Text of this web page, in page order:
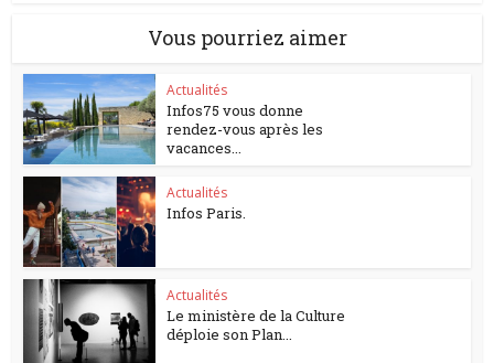
Vous pourriez aimer
Actualités
Infos75 vous donne
rendez-vous après les
vacances...
Actualités
Infos Paris.
Actualités
Le ministère de la Culture
déploie son Plan...